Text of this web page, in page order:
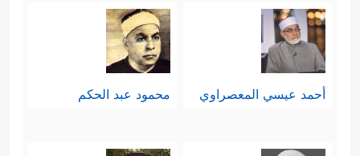
أحمد عيسي المعصراوي محمود عبد الحكم